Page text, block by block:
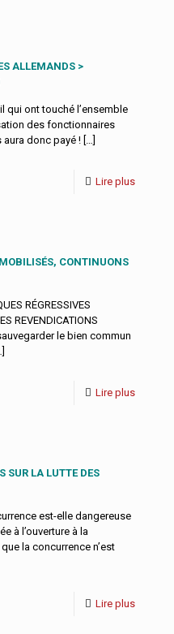
ALLEMANDS >
qui ont touché l’ensemble
des fonctionnaires
donc payé ! […]
Lire plus
CONTINUONS
RÉGRESSIVES
REVENDICATIONS
le bien commun
Lire plus
SUR LA LUTTE DES
est-elle dangereuse
à l’ouverture à la
la concurrence n’est
Lire plus